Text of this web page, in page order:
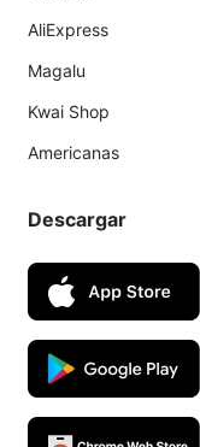
AliExpress
Magalu
Kwai Shop
Americanas
Descargar